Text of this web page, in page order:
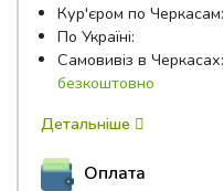
Кур'єром по Черкасам:
По Україні:
Самовивіз в Черкасах:
безкоштовно
Детальніше
Оплата